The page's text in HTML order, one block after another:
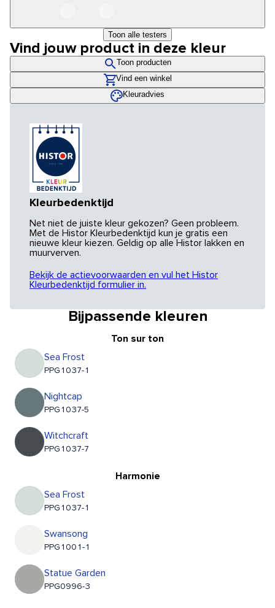
Toon alle testers
Vind jouw product in deze kleur
Toon producten
Vind een winkel
Kleuradvies
Kleurbedenktijd
Net niet de juiste kleur gekozen? Geen probleem.
Met de Histor Kleurbedenktijd kun je gratis een
nieuwe kleur kiezen. Geldig op alle Histor lakken en
muurverven.
Bekijk de actievoorwaarden en vul het Histor
Kleurbedenktijd formulier in.
Bijpassende kleuren
Ton sur ton
Sea Frost
PPG1037-1
Nightcap
PPG1037-5
Witchcraft
PPG1037-7
Harmonie
Sea Frost
PPG1037-1
Swansong
PPG1001-1
Statue Garden
PPG0996-3